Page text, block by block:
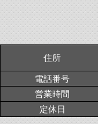
住所
電話番号
営業時間
定休日